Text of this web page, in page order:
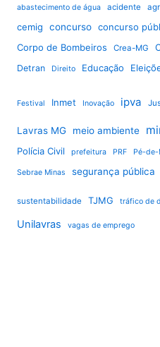
abastecimento de água acidente
cemig concurso concurso
Corpo de Bombeiros
Crea-MG
Detran Direito Educação
Festival Inmet Inovação ipva
Lavras MG meio ambiente
Polícia Civil
prefeitura PRF Pé-de-
Sebrae Minas segurança pública
sustentabilidade TJMG tráfico de
Unilavras vagas de emprego